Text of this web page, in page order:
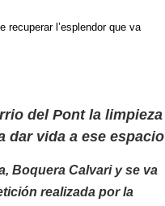
recuperar l’esplendor que va
del Pont la limpieza
dar vida a ese espacio
Boquera Calvari y se va
realizada por la